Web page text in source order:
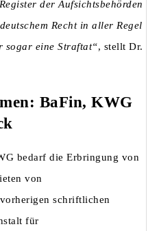
der Aufsichtsbehörden
Recht in aller Regel
sogar eine Straftat“, stellt Dr.
BaFin, KWG
bedarf die Erbringung von
von
schriftlichen
für